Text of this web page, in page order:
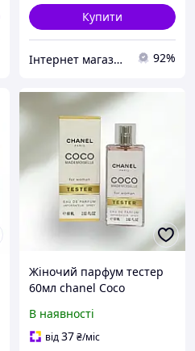
Купити
Інтернет магазин "Parfumes online" 92%
Жіночий парфум тестер
60мл chanel Coco
В наявності
від37₴/міс